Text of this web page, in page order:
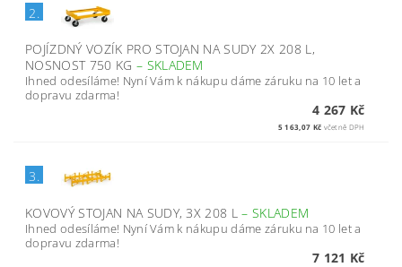
2.
POJÍZDNÝ VOZÍK PRO STOJAN NA SUDY 2X 208 L,
NOSNOST 750 KG – SKLADEM
Ihned odesíláme! Nyní Vám k nákupu dáme záruku na 10 let a
dopravu zdarma!
4 267 Kč
5 163,07 Kč včetně DPH
3.
KOVOVÝ STOJAN NA SUDY, 3X 208 L–SKLADEM
Ihned odesíláme! Nyní Vám k nákupu dáme záruku na 10 let a
dopravu zdarma!
7 121 Kč